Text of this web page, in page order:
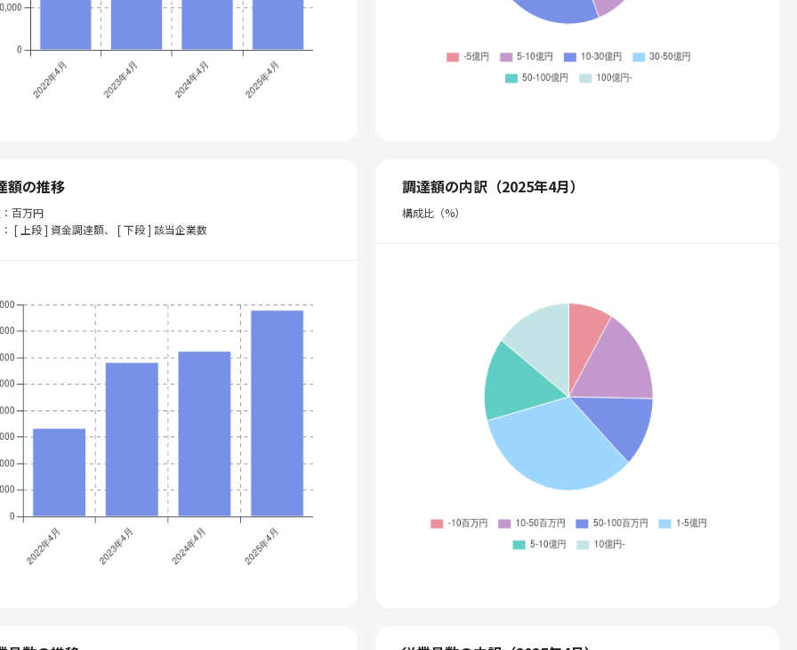
額の推移
百万円
[ 上段 ] 資金調達額、 [ 下段 ] 該当企業数
調達額の内訳（2025年4月）
構成比（%）